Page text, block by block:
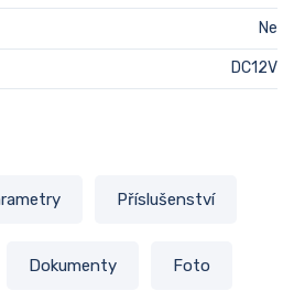
Ne
DC12V
Příslušenství
Dokumenty Foto